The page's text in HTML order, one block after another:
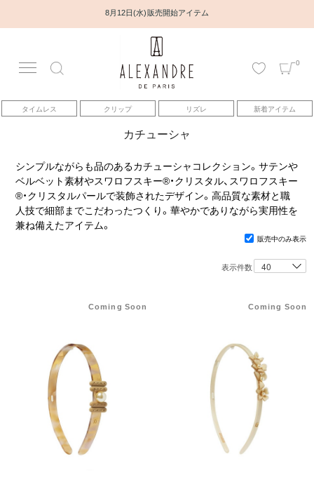
8月12日(水) 販売開始アイテム
0
タイムレス クリップ リズレ 新着アイテム
アカウント
アイテム
ベストセラー
コレクション
クラフトマンシップ
ストア
ニュース
カチューシャ
シンプルながらも品のあるカチューシャコレクション。サテンや
ベルベット素材やスワロフスキー®・クリスタル、スワロフスキー
®・クリスタルパールで装飾されたデザイン。高品質な素材と職
人技で細部までこだわったつくり。華やかでありながら実用性を
兼ね備えたアイテム。
販売中のみ表示
表示件数
Coming Soon Coming Soon